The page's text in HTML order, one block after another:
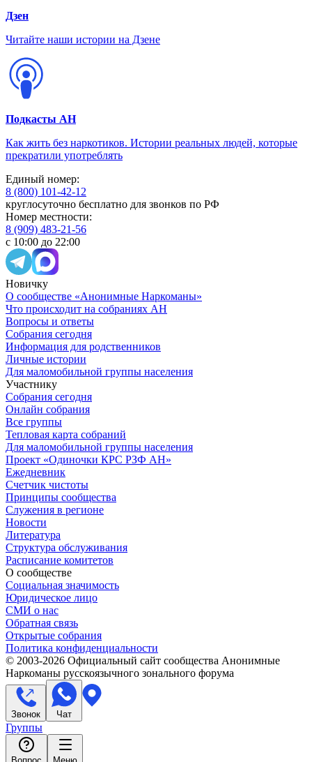
Дзен
Читайте наши истории на Дзене
Подкасты АН
Как жить без наркотиков. Истории реальных людей, которые
прекратили употреблять
Единый номер:
8 (800) 101-42-12
круглосуточно бесплатно для звонков по РФ
Номер местности:
8 (909) 483-21-56
с 10:00 до 22:00
Новичку
О сообществе «Анонимные Наркоманы»
Что происходит на собраниях АН
Вопросы и ответы
Собрания сегодня
Информация для родственников
Личные истории
Для маломобильной группы населения
Участнику
Собрания сегодня
Онлайн собрания
Все группы
Тепловая карта собраний
Для маломобильной группы населения
Проект «Одиночки КРС РЗФ АН»
Ежедневник
Счетчик чистоты
Принципы сообщества
Служения в регионе
Новости
Литература
Структура обслуживания
Расписание комитетов
О сообществе
Социальная значимость
Юридическое лицо
СМИ о нас
Обратная связь
Открытые собрания
Политика конфиденциальности
© 2003-2026 Официальный сайт сообщества Анонимные
Наркоманы русскоязычного зонального форума
Звонок Чат
Группы